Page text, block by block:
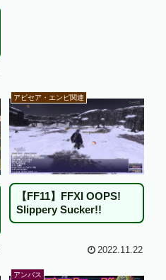
アビセア・エンピ関連
【FF11】FFXI OOPS!
Slippery Sucker!!
2022.11.22
アンバス